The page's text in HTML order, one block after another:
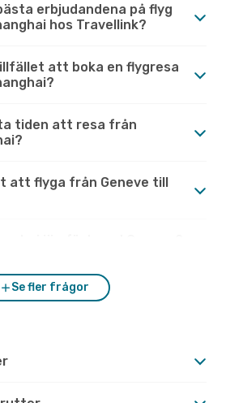
erbjudandena på flyg
hos Travellink?
att boka en flygresa
tiden att resa från
att flyga från Geneve till
Se fler frågor